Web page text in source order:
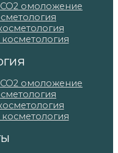
омоложение
омоложение